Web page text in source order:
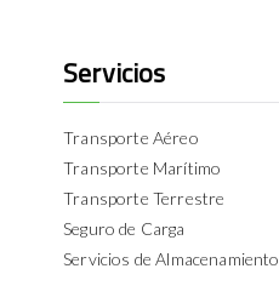
Servicios
Transporte Aéreo
Transporte Marítimo
Transporte Terrestre
Seguro de Carga
Servicios de Almacenamiento